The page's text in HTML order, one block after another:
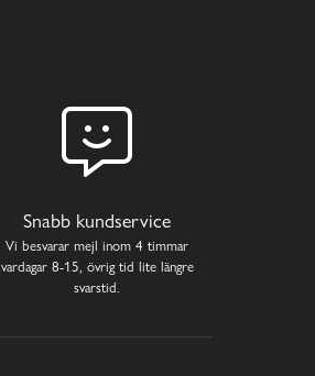
Snabb kundservice
Vi besvarar mejl inom 4 timmar
vardagar 8-15, övrig tid lite längre
svarstid.